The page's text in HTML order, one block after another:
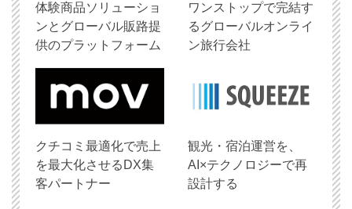
体験商品ソリューショ
ンとグローバル販路提
供のプラットフォーム
ワンストップで完結す
るグローバルオンライ
ン旅行会社
クチコミ最適化で売上
を最大化させるDX集
客パートナー
観光・宿泊運営を、
AI×テクノロジーで再
設計する